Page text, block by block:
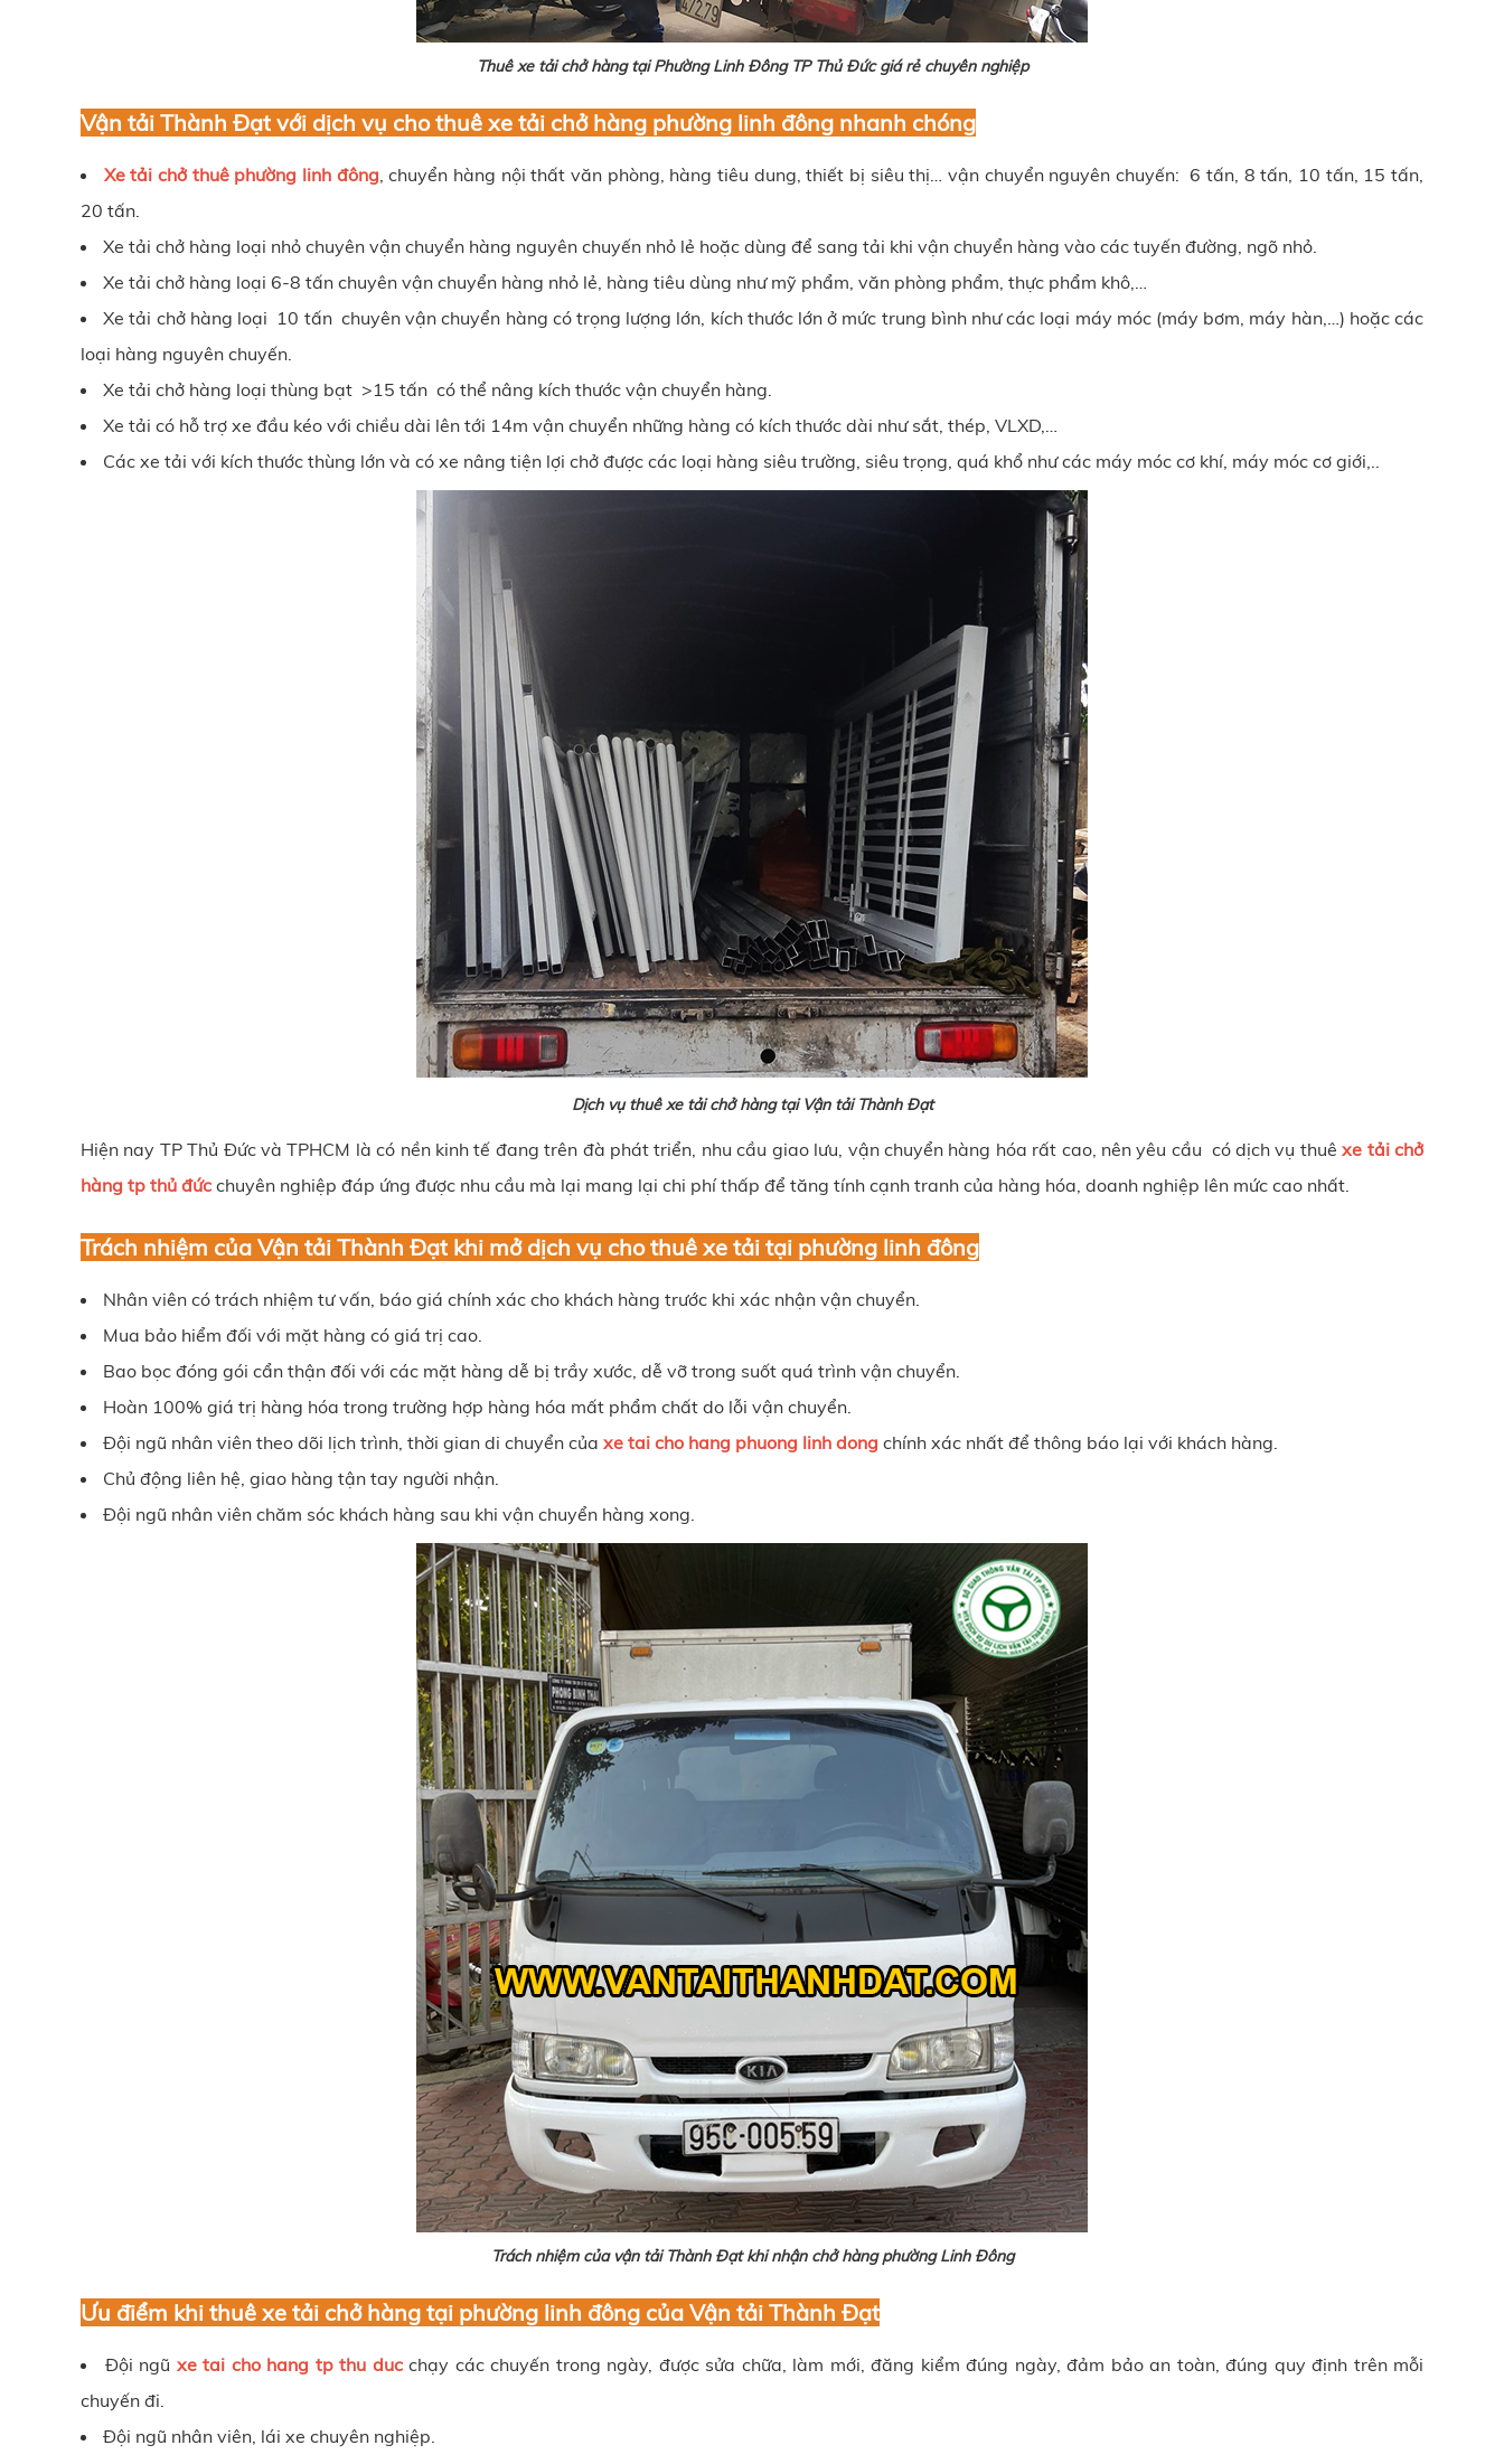
Thuê xe tải chở hàng tại Phường Linh Đông TP Thủ Đức giá rẻ chuyên nghiệp
Vận tải Thành Đạt với dịch vụ cho thuê xe tải chở hàng phường linh đông nhanh chóng
Xe tải chở thuê phường linh đông, chuyển hàng nội thất văn phòng, hàng tiêu dung, thiết bị siêu thị… vận chuyển nguyên chuyến: 6 tấn, 8 tấn, 10 tấn, 15 tấn,
20 tấn.
Xe tải chở hàng loại nhỏ chuyên vận chuyển hàng nguyên chuyến nhỏ lẻ hoặc dùng để sang tải khi vận chuyển hàng vào các tuyến đường, ngõ nhỏ.
Xe tải chở hàng loại 6-8 tấn chuyên vận chuyển hàng nhỏ lẻ, hàng tiêu dùng như mỹ phẩm, văn phòng phẩm, thực phẩm khô,…
Xe tải chở hàng loại 10 tấn chuyên vận chuyển hàng có trọng lượng lớn, kích thước lớn ở mức trung bình như các loại máy móc (máy bơm, máy hàn,…) hoặc các
loại hàng nguyên chuyến.
Xe tải chở hàng loại thùng bạt >15 tấn có thể nâng kích thước vận chuyển hàng.
Xe tải có hỗ trợ xe đầu kéo với chiều dài lên tới 14m vận chuyển những hàng có kích thước dài như sắt, thép, VLXD,…
Các xe tải với kích thước thùng lớn và có xe nâng tiện lợi chở được các loại hàng siêu trường, siêu trọng, quá khổ như các máy móc cơ khí, máy móc cơ giới,..
Dịch vụ thuê xe tải chở hàng tại Vận tải Thành Đạt
Hiện nay TP Thủ Đức và TPHCM là có nền kinh tế đang trên đà phát triển, nhu cầu giao lưu, vận chuyển hàng hóa rất cao, nên yêu cầu có dịch vụ thuêxe tải chở
hàng tp thủ đức chuyên nghiệp đáp ứng được nhu cầu mà lại mang lại chi phí thấp để tăng tính cạnh tranh của hàng hóa, doanh nghiệp lên mức cao nhất.
Trách nhiệm của Vận tải Thành Đạt khi mở dịch vụ cho thuê xe tải tại phường linh đông
Nhân viên có trách nhiệm tư vấn, báo giá chính xác cho khách hàng trước khi xác nhận vận chuyển.
Mua bảo hiểm đối với mặt hàng có giá trị cao.
Bao bọc đóng gói cẩn thận đối với các mặt hàng dễ bị trầy xước, dễ vỡ trong suốt quá trình vận chuyển.
Hoàn 100% giá trị hàng hóa trong trường hợp hàng hóa mất phẩm chất do lỗi vận chuyển.
Đội ngũ nhân viên theo dõi lịch trình, thời gian di chuyển của xe tai cho hang phuong linh dong chính xác nhất để thông báo lại với khách hàng.
Chủ động liên hệ, giao hàng tận tay người nhận.
Đội ngũ nhân viên chăm sóc khách hàng sau khi vận chuyển hàng xong.
Trách nhiệm của vận tải Thành Đạt khi nhận chở hàng phường Linh Đông
Ưu điểm khi thuê xe tải chở hàng tại phường linh đông của Vận tải Thành Đạt
Đội ngũ xe tai cho hang tp thu ducchạy các chuyến trong ngày, được sửa chữa, làm mới, đăng kiểm đúng ngày, đảm bảo an toàn, đúng quy định trên mỗi
chuyến đi.
Đội ngũ nhân viên, lái xe chuyên nghiệp.